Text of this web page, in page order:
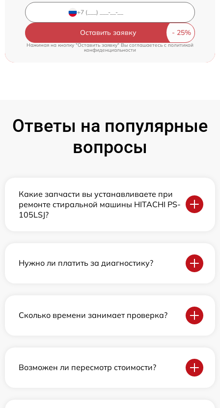
Оставить заявку
Нажимая на кнопку "Оставить заявку" Вы соглашаетесь cполитикой
конфиденциальности
Ответы на популярные
вопросы
Какие запчасти вы устанавливаете при
ремонте стиральной машины HITACHI PS-
105LSJ?
Нужно ли платить за диагностику?
Сколько времени занимает проверка?
Возможен ли пересмотр стоимости?